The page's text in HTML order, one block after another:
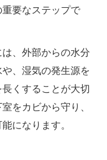
要なステップで
、外部からの水分
、湿気の発生源を
くすることが大切
をカビから守り、
になります。